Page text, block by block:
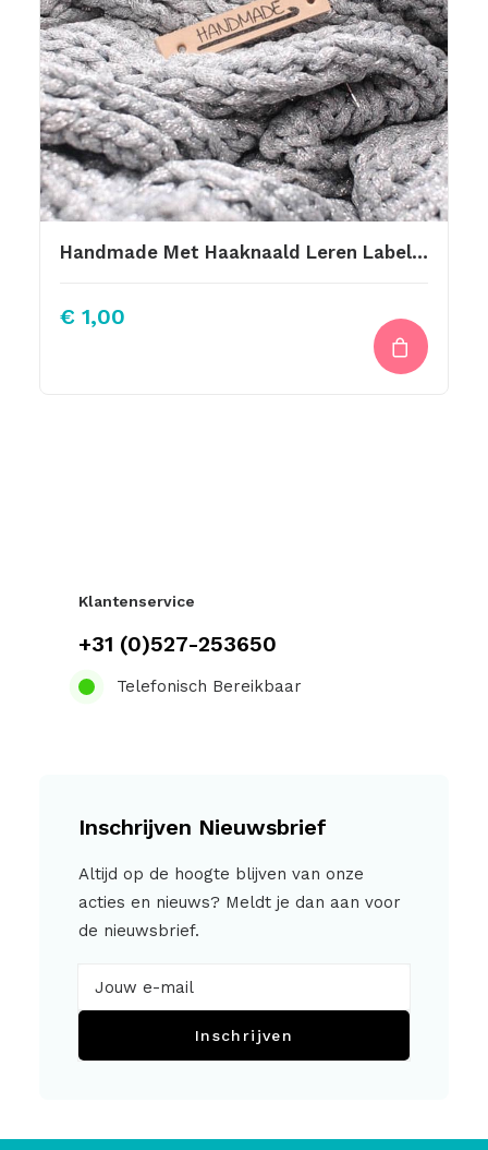
Handmade Met Haaknaald Leren Label Bedrukt
€ 1,00
Klantenservice
+31 (0)527-253650
Telefonisch Bereikbaar
Inschrijven Nieuwsbrief
Altijd op de hoogte blijven van onze
acties en nieuws? Meldt je dan aan voor
de nieuwsbrief.
Inschrijven